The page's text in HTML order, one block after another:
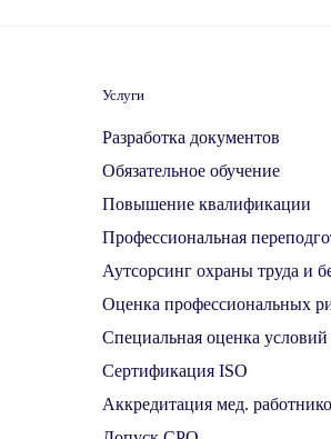
Услуги
Разработка документов
Обязательное обучение
Повышение квалификации
Профессиональная
Аутсорсинг охраны труда и
Оценка профессиональных
Специальная оценка условий
Сертификация ISO
Аккредитация мед.